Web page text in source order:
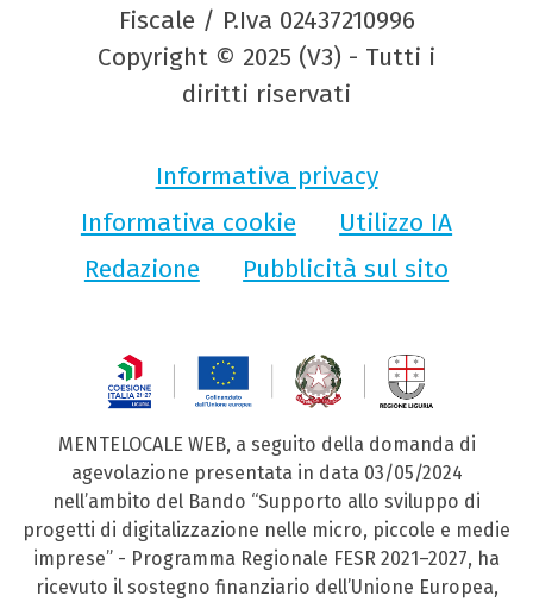
Fiscale / P.Iva 02437210996
Copyright © 2025 (V3) - Tutti i
diritti riservati
Informativa privacy
Informativa cookie
Utilizzo IA
Redazione
Pubblicità sul sito
MENTELOCALE WEB, a seguito della domanda di
agevolazione presentata in data 03/05/2024
nell’ambito del Bando “Supporto allo sviluppo di
progetti di digitalizzazione nelle micro, piccole e medie
imprese” - Programma Regionale FESR 2021–2027, ha
ricevuto il sostegno finanziario dell’Unione Europea,